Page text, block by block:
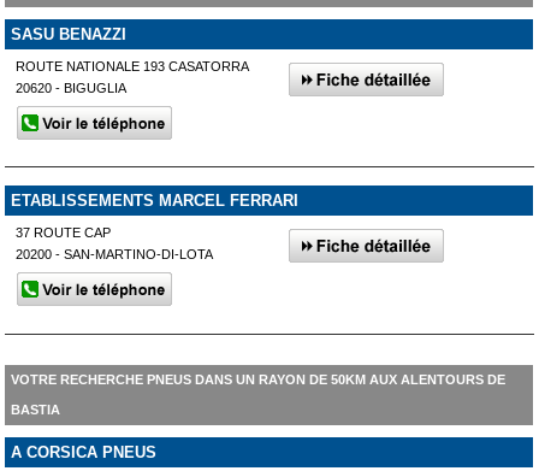
SASU BENAZZI
ROUTE NATIONALE 193 CASATORRA
20620 - BIGUGLIA
ETABLISSEMENTS MARCEL FERRARI
37 ROUTE CAP
20200 - SAN-MARTINO-DI-LOTA
VOTRE RECHERCHE PNEUS DANS UN RAYON DE 50KM AUX ALENTOURS DE
BASTIA
A CORSICA PNEUS